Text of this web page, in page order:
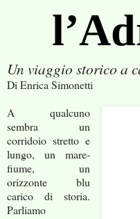
Un viaggio storico a
Di Enrica Simonetti
A qualcuno
sembra un
corridoio stretto e
lungo, un mare-
fiume, un
orizzonte blu
carico di storia.
Parliamo